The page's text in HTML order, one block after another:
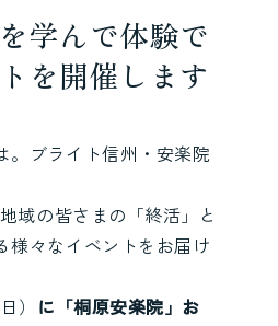
学んで体験で
を開催します
。ブライト信州・安楽院
域の皆さまの「終活」と
様々なイベントをお届け
） に「桐原安楽院」お